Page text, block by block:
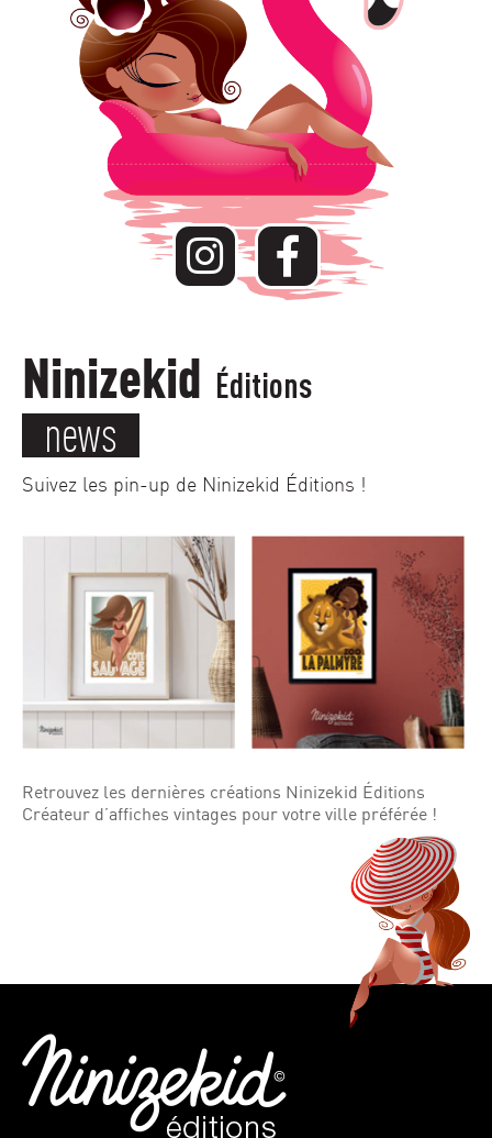
Ninizekid Éditions
news
Suivez les pin-up de Ninizekid Éditions !
Retrouvez les dernières créations Ninizekid Éditions
Créateur d’affiches vintages pour votre ville préférée !